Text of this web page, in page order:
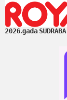
2026.gada SUDRABA